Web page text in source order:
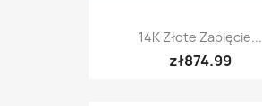
14K Złote Zapięcie...
zł874.99